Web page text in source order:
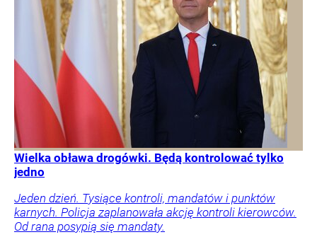
Wielka obława drogówki. Będą kontrolować tylko
jedno
Jeden dzień. Tysiące kontroli, mandatów i punktów
karnych. Policja zaplanowała akcję kontroli kierowców.
Od rana posypią się mandaty.